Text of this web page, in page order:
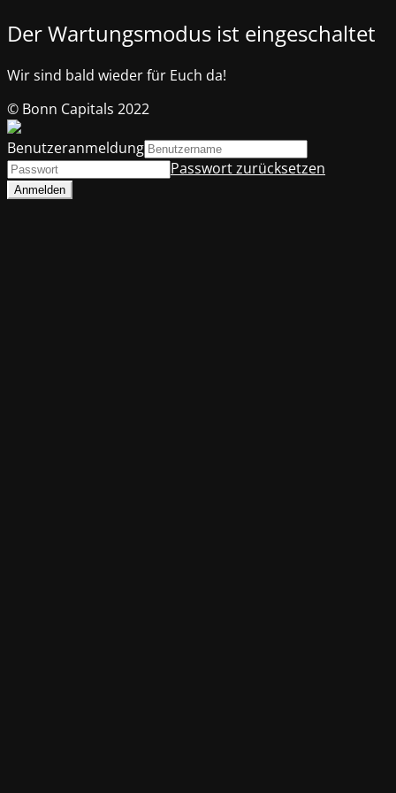
Der Wartungsmodus ist eingeschaltet
Wir sind bald wieder für Euch da!
© Bonn Capitals 2022
Benutzeranmeldung
Passwort zurücksetzen